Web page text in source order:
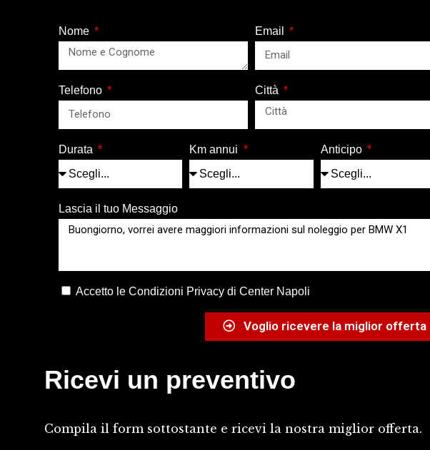
Nome Email
Telefono Città
Durata Km annui Anticipo
Lascia il tuo Messaggio
Accetto le Condizioni Privacy di Center Napoli
Voglio ricevere la miglior offerta
Ricevi un preventivo
Compila il form sottostante e ricevi la nostra miglior offerta.